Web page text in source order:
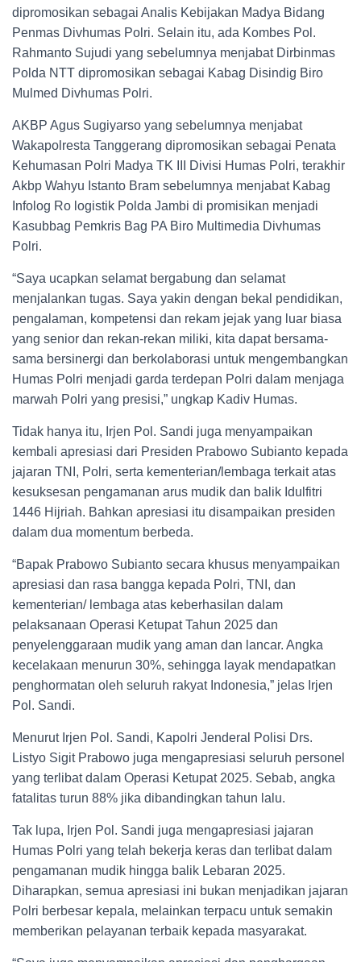
dipromosikan sebagai Analis Kebijakan Madya Bidang
Penmas Divhumas Polri. Selain itu, ada Kombes Pol.
Rahmanto Sujudi yang sebelumnya menjabat Dirbinmas
Polda NTT dipromosikan sebagai Kabag Disindig Biro
Mulmed Divhumas Polri.
AKBP Agus Sugiyarso yang sebelumnya menjabat
Wakapolresta Tanggerang dipromosikan sebagai Penata
Kehumasan Polri Madya TK III Divisi Humas Polri, terakhir
Akbp Wahyu Istanto Bram sebelumnya menjabat Kabag
Infolog Ro logistik Polda Jambi di promisikan menjadi
Kasubbag Pemkris Bag PA Biro Multimedia Divhumas
Polri.
“Saya ucapkan selamat bergabung dan selamat
menjalankan tugas. Saya yakin dengan bekal pendidikan,
pengalaman, kompetensi dan rekam jejak yang luar biasa
yang senior dan rekan-rekan miliki, kita dapat bersama-
sama bersinergi dan berkolaborasi untuk mengembangkan
Humas Polri menjadi garda terdepan Polri dalam menjaga
marwah Polri yang presisi,” ungkap Kadiv Humas.
Tidak hanya itu, Irjen Pol. Sandi juga menyampaikan
kembali apresiasi dari Presiden Prabowo Subianto kepada
jajaran TNI, Polri, serta kementerian/lembaga terkait atas
kesuksesan pengamanan arus mudik dan balik Idulfitri
1446 Hijriah. Bahkan apresiasi itu disampaikan presiden
dalam dua momentum berbeda.
“Bapak Prabowo Subianto secara khusus menyampaikan
apresiasi dan rasa bangga kepada Polri, TNI, dan
kementerian/ lembaga atas keberhasilan dalam
pelaksanaan Operasi Ketupat Tahun 2025 dan
penyelenggaraan mudik yang aman dan lancar. Angka
kecelakaan menurun 30%, sehingga layak mendapatkan
penghormatan oleh seluruh rakyat Indonesia,” jelas Irjen
Pol. Sandi.
Menurut Irjen Pol. Sandi, Kapolri Jenderal Polisi Drs.
Listyo Sigit Prabowo juga mengapresiasi seluruh personel
yang terlibat dalam Operasi Ketupat 2025. Sebab, angka
fatalitas turun 88% jika dibandingkan tahun lalu.
Tak lupa, Irjen Pol. Sandi juga mengapresiasi jajaran
Humas Polri yang telah bekerja keras dan terlibat dalam
pengamanan mudik hingga balik Lebaran 2025.
Diharapkan, semua apresiasi ini bukan menjadikan jajaran
Polri berbesar kepala, melainkan terpacu untuk semakin
memberikan pelayanan terbaik kepada masyarakat.